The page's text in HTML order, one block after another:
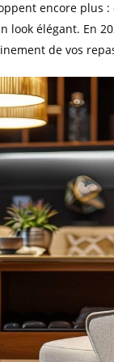
encore plus
look élégant. En
de vos